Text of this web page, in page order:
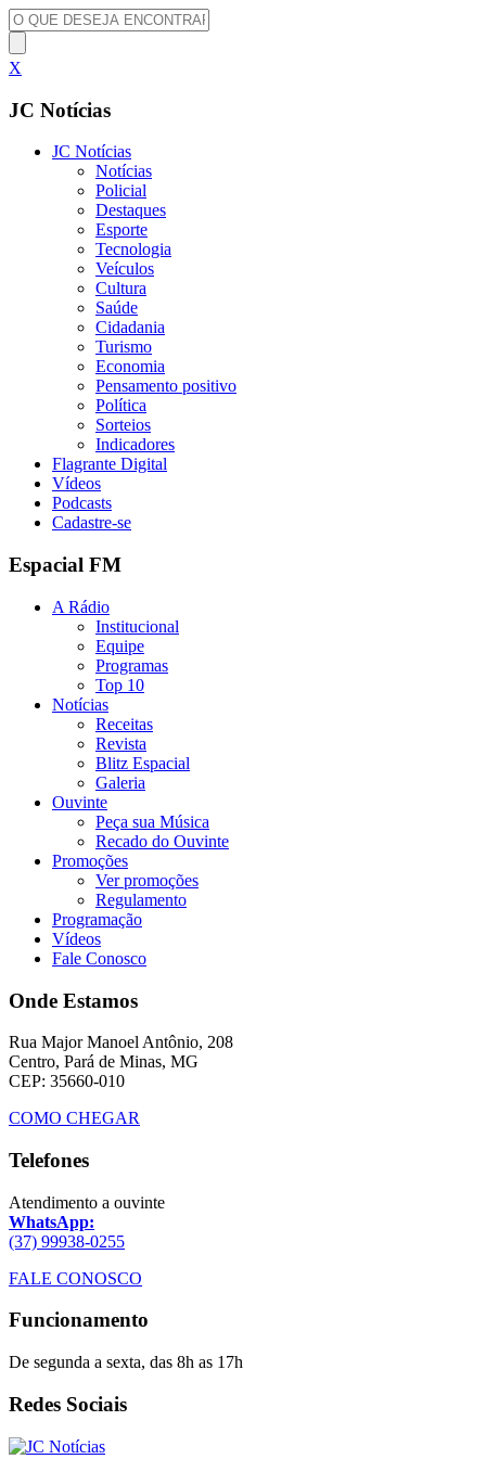
X
JC Notícias
JC Notícias
Notícias
Policial
Destaques
Esporte
Tecnologia
Veículos
Cultura
Saúde
Cidadania
Turismo
Economia
Pensamento positivo
Política
Sorteios
Indicadores
Flagrante Digital
Vídeos
Podcasts
Cadastre-se
Espacial FM
A Rádio
Institucional
Equipe
Programas
Top 10
Notícias
Receitas
Revista
Blitz Espacial
Galeria
Ouvinte
Peça sua Música
Recado do Ouvinte
Promoções
Ver promoções
Regulamento
Programação
Vídeos
Fale Conosco
Onde Estamos
Rua Major Manoel Antônio, 208
Centro, Pará de Minas, MG
CEP: 35660-010
COMO CHEGAR
Telefones
Atendimento a ouvinte
WhatsApp:
(37) 99938-0255
FALE CONOSCO
Funcionamento
De segunda a sexta, das 8h as 17h
Redes Sociais